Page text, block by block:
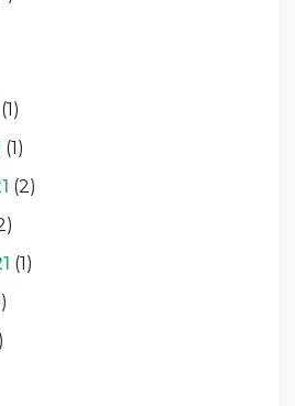
(1)
(1)
(2)
(1)